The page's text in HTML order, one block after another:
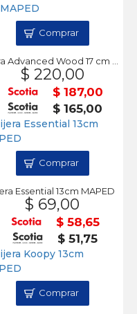
$ 220,00
$ 187,00
$ 165,00
Comprar
Essential 13cm MAPED
$ 69,00
$ 58,65
$ 51,75
Comprar
Comprar